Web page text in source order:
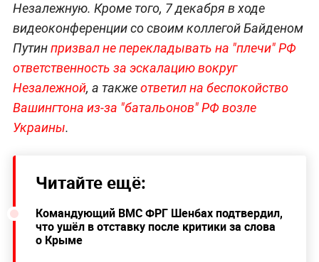
Незалежную. Кроме того, 7 декабря в ходе
видеоконференции со своим коллегой Байденом
Путинпризвал не перекладывать на "плечи" РФ
ответственность за эскалацию вокруг
Незалежной, а такжеответил на беспокойство
Вашингтона из-за "батальонов" РФ возле
Украины.
Читайте ещё:
Командующий ВМС ФРГ Шенбах подтвердил,
что ушёл в отставку после критики за слова
о Крыме